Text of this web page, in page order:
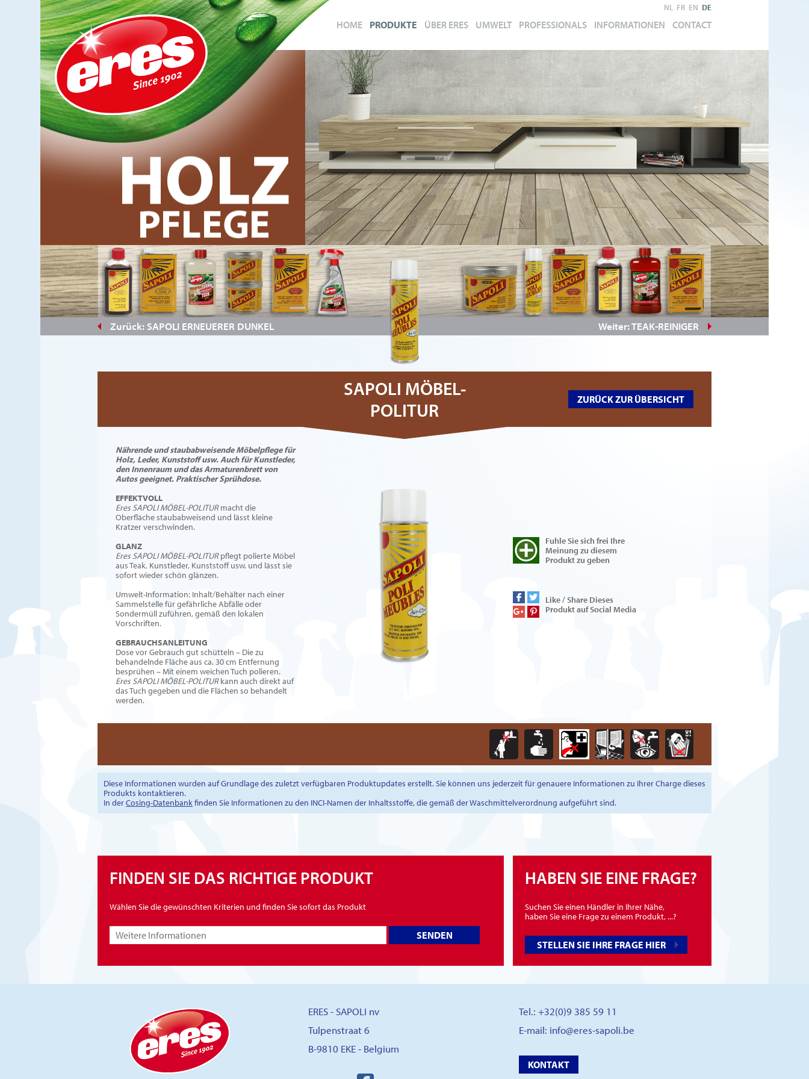
HOME PRODUKTE ÜBER ERES UMWELT PROFESSIONALS INFORMATIONEN CONTACT
NL FR EN DE
#844328
Zurück: SAPOLI ERNEUERER DUNKEL Weiter: TEAK-REINIGER
SAPOLI MÖBEL-
POLITUR
ZURÜCK ZUR ÜBERSICHT
Nährende und staubabweisende Möbelpflege für
Holz, Leder, Kunststoff usw. Auch für Kunstleder,
den Innenraum und das Armaturenbrett von
Autos geeignet. Praktischer Sprühdose.
EFFEKTVOLL
Eres SAPOLI MÖBEL-POLITURmacht die
Oberfläche staubabweisend und lässt kleine
Kratzer verschwinden.
GLANZ
Eres SAPOLI MÖBEL-POLITURpflegt polierte Möbel
aus Teak, Kunstleder, Kunststoff usw. und lässt sie
sofort wieder schön glänzen.
Umwelt-Information: Inhalt/Behälter nach einer
Sammelstelle für gefährliche Abfälle oder
Sondermüll zuführen, gemäß den lokalen
Vorschriften.
GEBRAUCHSANLEITUNG
Dose vor Gebrauch gut schütteln – Die zu
behandelnde Fläche aus ca. 30 cm Entfernung
besprühen – Mit einem weichen Tuch polieren.
Eres SAPOLI MÖBEL-POLITURkann auch direkt auf
das Tuch gegeben und die Flächen so behandelt
werden.
Fuhle Sie sich frei Ihre
Meinung zu diesem
Produkt zu geben
Like / Share Dieses
Produkt auf Social Media
Diese Informationen wurden auf Grundlage des zuletzt verfügbaren Produktupdates erstellt. Sie können uns jederzeit für genauere Informationen zu Ihrer Charge dieses
Produkts kontaktieren.
In derCosing-Datenbankfinden Sie Informationen zu den INCI-Namen der Inhaltsstoffe, die gemäß der Waschmittelverordnung aufgeführt sind.
FINDEN SIE DAS RICHTIGE PRODUKT
Wählen Sie die gewünschten Kriterien und finden Sie sofort das Produkt
SENDEN
HABEN SIE EINE FRAGE?
Suchen Sie einen Händler in Ihrer Nähe,
haben Sie eine Frage zu einem Produkt, ...?
STELLEN SIE IHRE FRAGE HIER
ERES - SAPOLI nv
Tulpenstraat 6
B-9810 EKE - Belgium
Tel.: +32(0)9 385 59 11
E-mail: info@eres-sapoli.be
KONTAKT